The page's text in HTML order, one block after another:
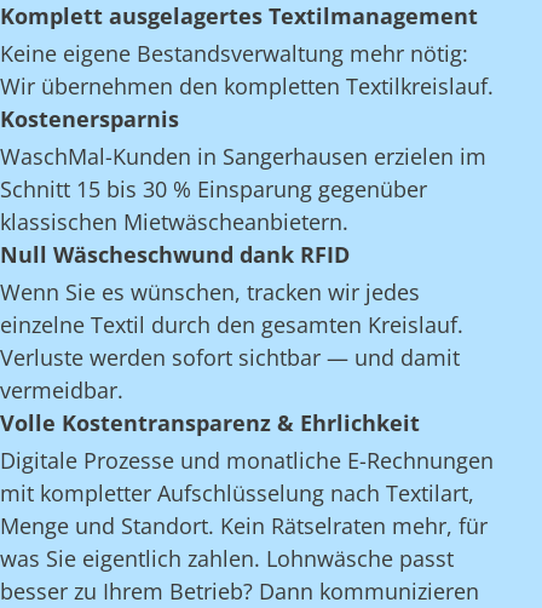
Komplett ausgelagertes Textilmanagement
Keine eigene Bestandsverwaltung mehr nötig:
Wir übernehmen den kompletten Textilkreislauf.
Kostenersparnis
WaschMal-Kunden in Sangerhausen erzielen im
Schnitt 15 bis 30 % Einsparung gegenüber
klassischen Mietwäscheanbietern.
Null Wäscheschwund dank RFID
Wenn Sie es wünschen, tracken wir jedes
einzelne Textil durch den gesamten Kreislauf.
Verluste werden sofort sichtbar — und damit
vermeidbar.
Volle Kostentransparenz & Ehrlichkeit
Digitale Prozesse und monatliche E-Rechnungen
mit kompletter Aufschlüsselung nach Textilart,
Menge und Standort. Kein Rätselraten mehr, für
was Sie eigentlich zahlen. Lohnwäsche passt
besser zu Ihrem Betrieb? Dann kommunizieren